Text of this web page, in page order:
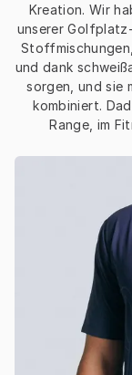
Kreation. Wir
unserer
und dank
sorgen, und sie
kombiniert.
Range, im